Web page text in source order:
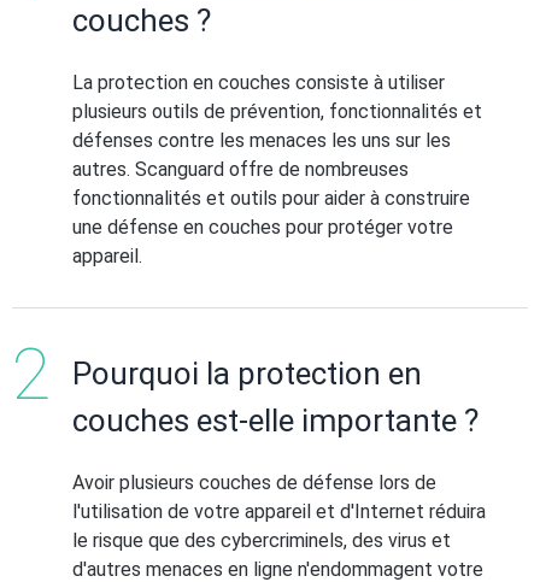
couches ?
La protection en couches consiste à utiliser
plusieurs outils de prévention, fonctionnalités et
défenses contre les menaces les uns sur les
autres. Scanguard offre de nombreuses
fonctionnalités et outils pour aider à construire
une défense en couches pour protéger votre
appareil.
Pourquoi la protection en
couches est-elle importante ?
Avoir plusieurs couches de défense lors de
l'utilisation de votre appareil et d'Internet réduira
le risque que des cybercriminels, des virus et
d'autres menaces en ligne n'endommagent votre